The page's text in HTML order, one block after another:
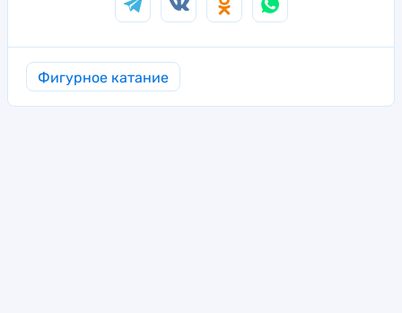
Фигурное катание